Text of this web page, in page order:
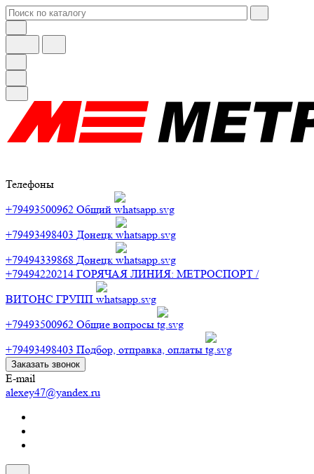
Телефоны
+79493500962 Общий
+79493498403 Донецк
+79494339868 Донецк
+79494220214 ГОРЯЧАЯ ЛИНИЯ: МЕТРОСПОРТ /
ВИТОНС ГРУПП
+79493500962 Общие вопросы
+79493498403 Подбор, отправка, оплаты
Заказать звонок
E-mail
alexey47@yandex.ru